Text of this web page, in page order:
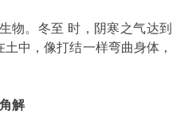
物。冬至 时，阴寒之气达到
中，像打结一样弯曲身体，
解